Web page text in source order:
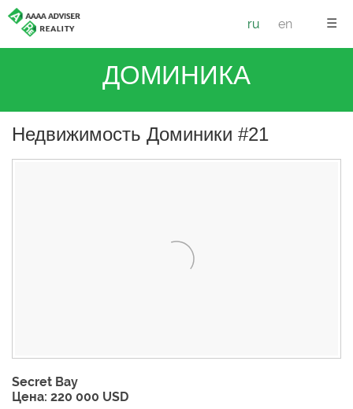
☰
ru en
ДОМИНИКА
Недвижимость Доминики #21
Secret Bay
Цена: 220 000 USD